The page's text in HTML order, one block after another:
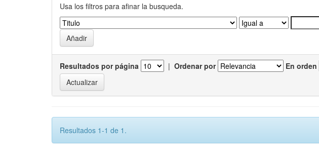
Usa los filtros para afinar la busqueda.
Resultados por página | Ordenar por En orden
Resultados 1-1 de 1.